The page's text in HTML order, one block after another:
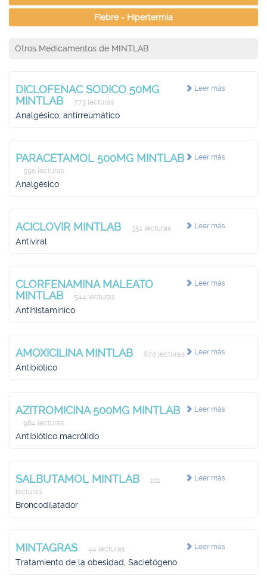
Fiebre - Hipertermia
Otros Medicamentos de MINTLAB
Leer más
DICLOFENAC SODICO 50MG
MINTLAB
773 lecturas
Analgésico, antirreumático
Leer más
PARACETAMOL 500MG MINTLAB
590 lecturas
Analgésico
Leer más
ACICLOVIR MINTLAB 351 lecturas
Antiviral
Leer más
CLORFENAMINA MALEATO
MINTLAB
544 lecturas
Antihistaminíco
Leer más
AMOXICILINA MINTLAB 670 lecturas
Antibiótico
Leer más
AZITROMICINA 500MG MINTLAB
984 lecturas
Antibiótico macrólido
Leer más
SALBUTAMOL MINTLAB
101
lecturas
Broncodilatador
Leer más
MINTAGRAS 44 lecturas
Tratamiento de la obesidad, Sacietógeno